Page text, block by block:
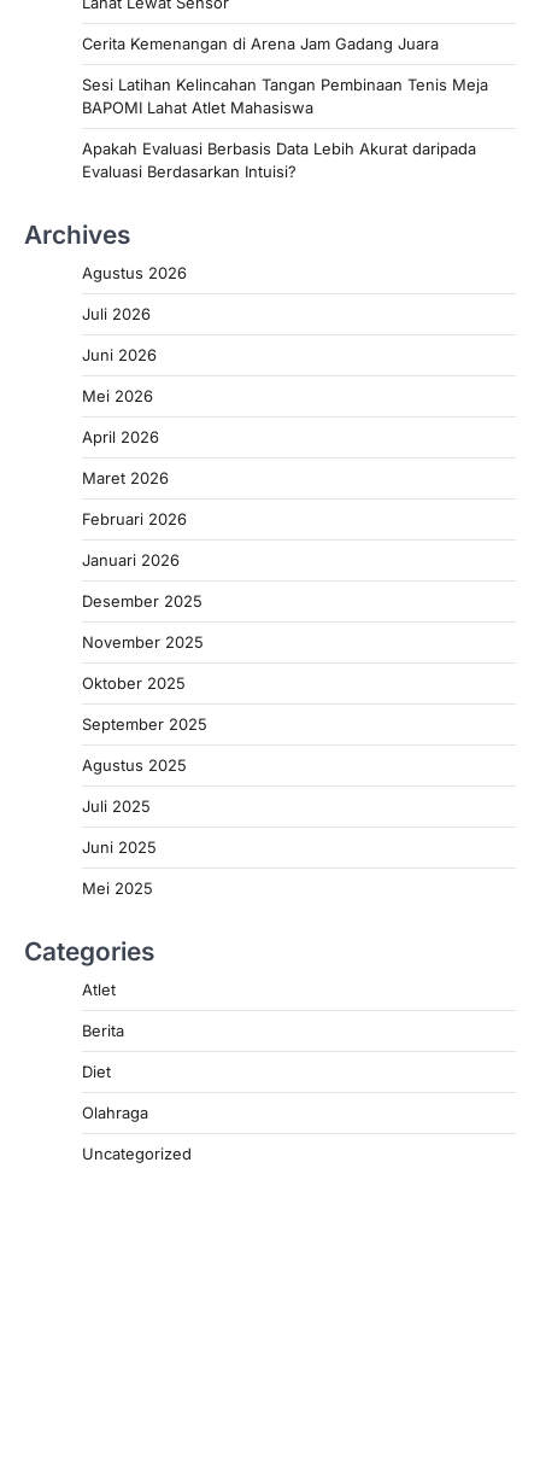
Cerita Kemenangan di Arena Jam Gadang Juara
Sesi Latihan Kelincahan Tangan Pembinaan Tenis Meja
BAPOMI Lahat Atlet Mahasiswa
Apakah Evaluasi Berbasis Data Lebih Akurat daripada
Evaluasi Berdasarkan Intuisi?
Archives
Agustus 2026
Juli 2026
Juni 2026
Mei 2026
April 2026
Maret 2026
Februari 2026
Januari 2026
Desember 2025
November 2025
Oktober 2025
September 2025
Agustus 2025
Juli 2025
Juni 2025
Mei 2025
Categories
Atlet
Berita
Diet
Olahraga
Uncategorized